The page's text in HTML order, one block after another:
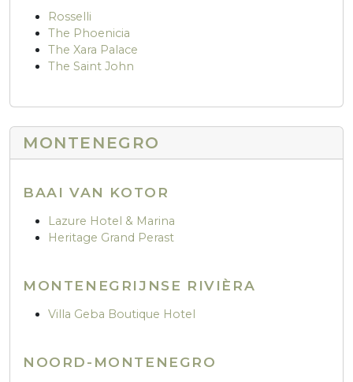
Rosselli
The Phoenicia
The Xara Palace
The Saint John
MONTENEGRO
BAAI VAN KOTOR
Lazure Hotel & Marina
Heritage Grand Perast
MONTENEGRIJNSE RIVIÈRA
Villa Geba Boutique Hotel
NOORD-MONTENEGRO